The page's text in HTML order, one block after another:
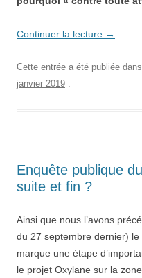
Continuer la lecture →
Cette entrée a été publiée dans
janvier 2019 .
Enquête publique
suite et fin ?
Ainsi que nous l’avons
du 27 septembre dernier)
marque une étape
le projet Oxylane sur la